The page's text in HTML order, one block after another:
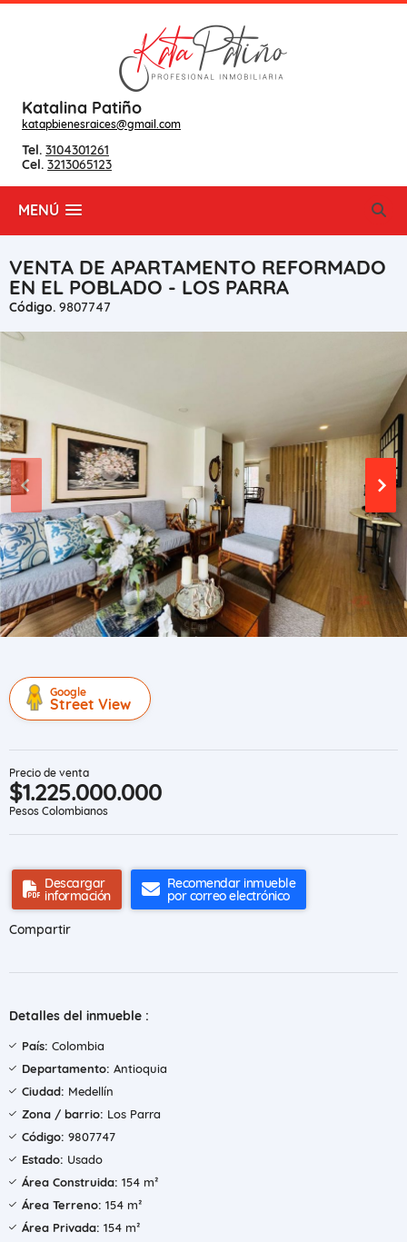
Katalina Patiño
katapbienesraices@gmail.com
Tel. 3104301261
Cel. 3213065123
MENÚ
VENTA DE APARTAMENTO REFORMADO
EN EL POBLADO - LOS PARRA
Código. 9807747
Google
Street View
Precio de venta
$1.225.000.000
Pesos Colombianos
Descargar
información
Recomendar inmueble
por correo electrónico
Compartir
Detalles del inmueble :
País: Colombia
Departamento: Antioquia
Ciudad: Medellín
Zona / barrio: Los Parra
Código: 9807747
Estado: Usado
Área Construida: 154 m²
Área Terreno: 154 m²
Área Privada: 154 m²